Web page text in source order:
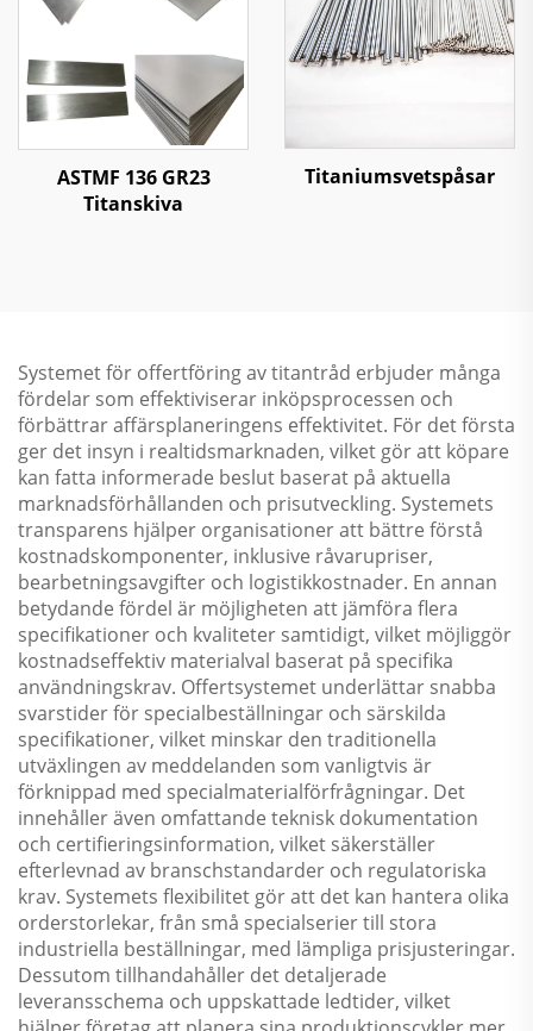
ASTMF 136 GR23
Titanskiva
Titaniumsvetspåsar
Systemet för offertföring av titantråd erbjuder många
fördelar som effektiviserar inköpsprocessen och
förbättrar affärsplaneringens effektivitet. För det första
ger det insyn i realtidsmarknaden, vilket gör att köpare
kan fatta informerade beslut baserat på aktuella
marknadsförhållanden och prisutveckling. Systemets
transparens hjälper organisationer att bättre förstå
kostnadskomponenter, inklusive råvarupriser,
bearbetningsavgifter och logistikkostnader. En annan
betydande fördel är möjligheten att jämföra flera
specifikationer och kvaliteter samtidigt, vilket möjliggör
kostnadseffektiv materialval baserat på specifika
användningskrav. Offertsystemet underlättar snabba
svarstider för specialbeställningar och särskilda
specifikationer, vilket minskar den traditionella
utväxlingen av meddelanden som vanligtvis är
förknippad med specialmaterialförfrågningar. Det
innehåller även omfattande teknisk dokumentation
och certifieringsinformation, vilket säkerställer
efterlevnad av branschstandarder och regulatoriska
krav. Systemets flexibilitet gör att det kan hantera olika
orderstorlekar, från små specialserier till stora
industriella beställningar, med lämpliga prisjusteringar.
Dessutom tillhandahåller det detaljerade
leveransschema och uppskattade ledtider, vilket